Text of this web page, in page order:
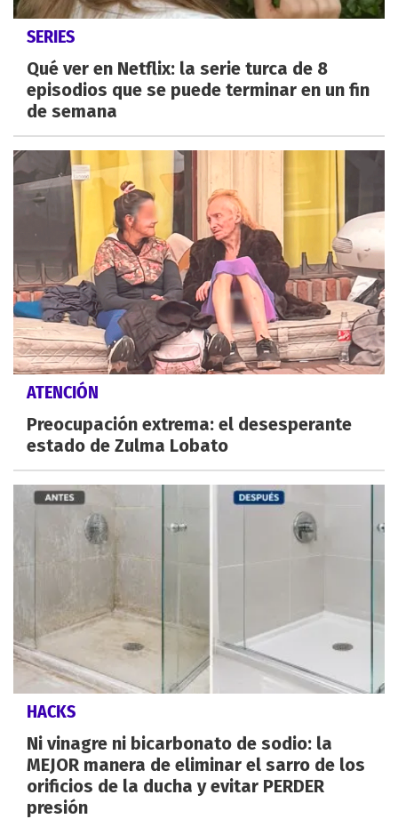
SERIES
Qué ver en Netflix: la serie turca de 8
episodios que se puede terminar en un fin
de semana
ATENCIÓN
Preocupación extrema: el desesperante
estado de Zulma Lobato
HACKS
Ni vinagre ni bicarbonato de sodio: la
MEJOR manera de eliminar el sarro de los
orificios de la ducha y evitar PERDER
presión